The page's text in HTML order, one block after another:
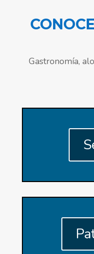
Gastronomía,